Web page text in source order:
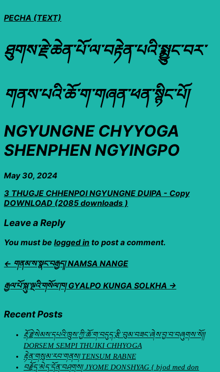
PECHA (TEXT)
ཐུགས་རྗེ་ཆེན་པོ་ལ་བརྟེན་པའི་སྨྱུང་བར་
གནས་པའི་ཆོ་ག་གཞན་ཕན་སྙིང་པོ།
NGYUNGNE CHYYOGA
SHENPHEN NGYINGPO
May 30, 2024
3 THUGJE CHHENPOI NGYUNGNE DUIPA - Copy
DOWNLOAD (2085 downloads )
Leave a Reply
You must be logged in to post a comment.
← གནམ་ས་སྣང་བརྒྱད། NAMSA NANGE
རྒྱལ་པོ་སྐུ་ལྔའི་གསོལ་ཁ། GYALPO KUNGA SOLKHA →
Recent Posts
རྡོ་རྗེ་སེམས་དཔའི་ཁྲུས་ཀྱི་ཆོ་ག་བདུད་རྩི་བུམ་བཟང་ཞེས་བྱ་བ་བཞུགས་སོ།།
DORSEM SEMPI THUIKI CHHYOGA
རྟེན་གསུམ་རབ་གནས། TENSUM RABNE
བརྗོད་མེད་དོན་བཤགས། JYOME DONSHYAG { bjod med don